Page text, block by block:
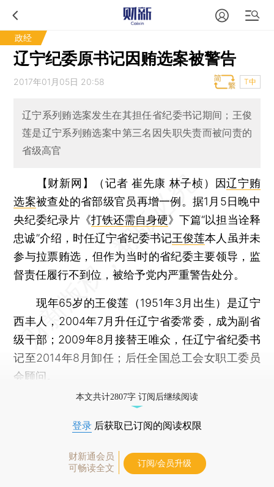
政经
辽宁纪委原书记因贿选案被警告
2017年01月05日 20:58 T中
辽宁系列贿选案发生在其担任省纪委书记期间；王俊
莲是辽宁系列贿选案中第三名因失职失责而被问责的
省级高官
【财新网】（记者 崔先康 林子桢） 因辽宁贿
选案被查处的省部级官员再增一例。据1月5日晚中
央纪委纪录片《打铁还需自身硬》下篇“以担当诠释
忠诚”介绍，时任辽宁省纪委书记王俊莲本人虽并未
参与拉票贿选，但作为当时的省纪委主要领导，监
督责任履行不到位，被给予党内严重警告处分。
现年65岁的王俊莲（1951年3月出生）是辽宁
西丰人，2004年7月升任辽宁省委常委，成为副省
级干部；2009年8月接替王唯众，任辽宁省纪委书
记至2014年8月卸任；后任全国总工会女职工委员
会顾问。
本文共计2807字 订阅后继续阅读
登录 后获取已订阅的阅读权限
财新通会员
可畅读全文
订阅/会员升级